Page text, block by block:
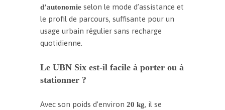
d’autonomieselon le mode d’assistance et
le profil de parcours, suffisante pour un
usage urbain régulier sans recharge
quotidienne.
Le UBN Six est-il facile à porter ou à
stationner ?
Avec son poids d’environ 20 kg, il se